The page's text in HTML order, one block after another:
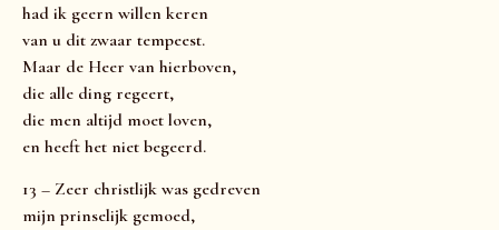
had ik geern willen keren
van u dit zwaar tempeest.
Maar de Heer van hierboven,
die alle ding regeert,
die men altijd moet loven,
en heeft het niet begeerd.
13 – Zeer christlijk was gedreven
mijn prinselijk gemoed,